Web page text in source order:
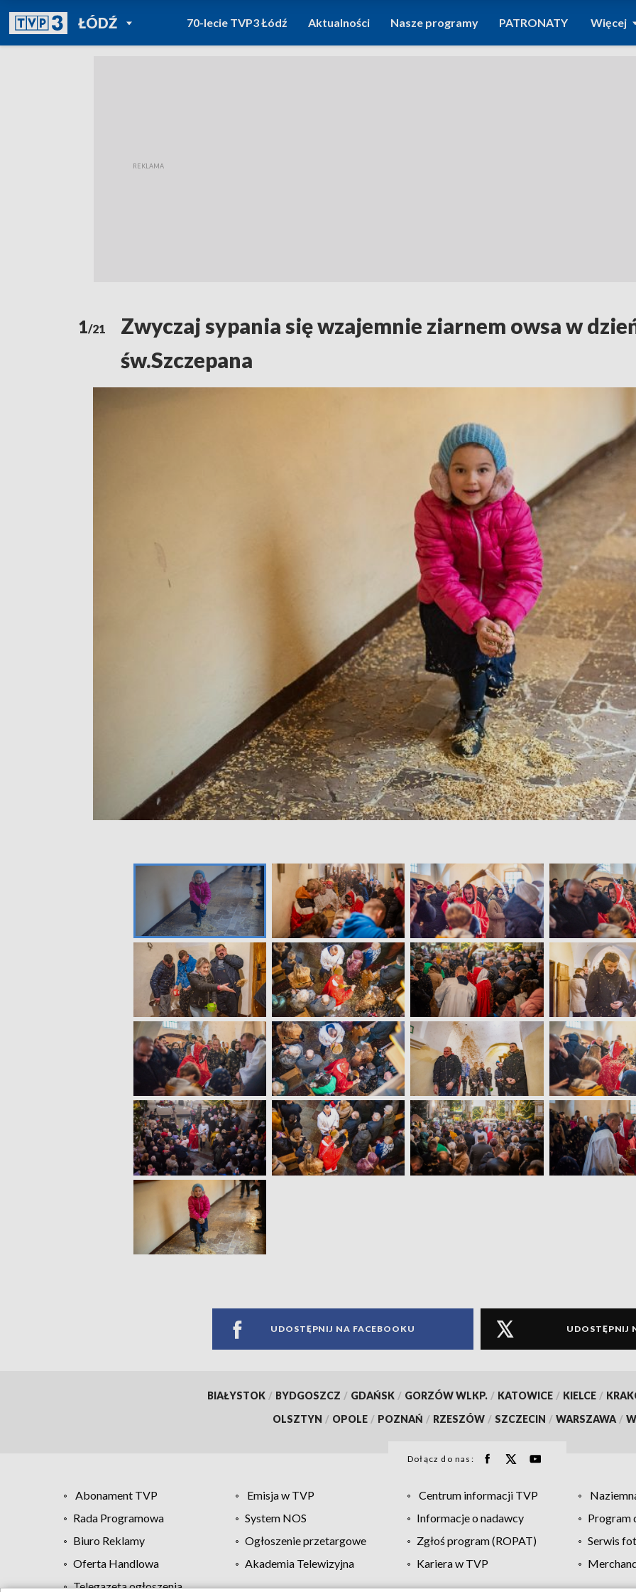
ŁÓDŹPOWRÓT DO
TVP REGIONY
70-lecie TVP3 Łódź Aktualności Nasze programy PATRONATY Więcej
1/21
Zwyczaj sypania się wzajemnie ziarnem owsa w
św.Szczepana
UDOSTĘPNIJ NA FACEBOOKU UDOSTĘPNIJ
BIAŁYSTOK / BYDGOSZCZ / GDAŃSK / GORZÓW WLKP. / KATOWICE / KIELCE /
OLSZTYN / OPOLE / POZNAŃ / RZESZÓW / SZCZECIN / WARSZAWA /
Dołącz do nas:
Abonament TVP Emisja w TVP Centrum informacji TVP
Rada Programowa
System NOS Informacje o nadawcy
Program
Biuro Reklamy
Ogłoszenie przetargowe Zgłoś program (ROPAT)
Serwis
Oferta Handlowa
Akademia Telewizyjna Kariera w TVP
Telegazeta ogłoszenia